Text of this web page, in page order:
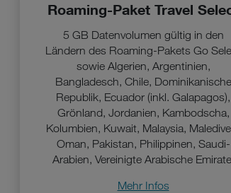
Roaming-Paket Travel
5 GB Datenvolumen gültig in den
Ländern des Roaming-Pakets Go
sowie Algerien, Argentinien,
Bangladesch, Chile, Dominikanische
Republik, Ecuador (inkl. Galapagos),
Grönland, Jordanien, Kambodscha,
Kolumbien, Kuwait, Malaysia,
Oman, Pakistan, Philippinen, Saudi-
Arabien, Vereinigte Arabische
Mehr Infos